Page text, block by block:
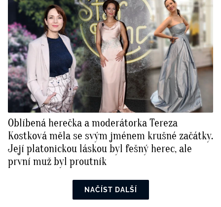
Oblíbená herečka a moderátorka Tereza
Kostková měla se svým jménem krušné začátky.
Její platonickou láskou byl fešný herec, ale
první muž byl proutník
NAČÍST DALŠÍ